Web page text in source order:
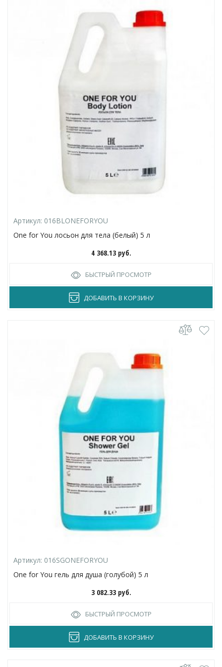
Артикул: 016BLONEFORYOU
One for You лосьон для тела (белый) 5 л
4 368.13 руб.
БЫСТРЫЙ ПРОСМОТР
ДОБАВИТЬ В КОРЗИНУ
Артикул: 016SGONEFORYOU
One for You гель для душа (голубой) 5 л
3 082.33 руб.
БЫСТРЫЙ ПРОСМОТР
ДОБАВИТЬ В КОРЗИНУ